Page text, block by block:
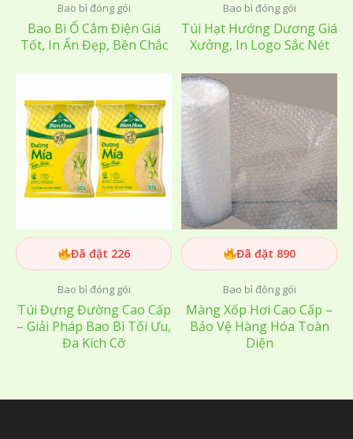
Bao bì đóng gói
Bao Bì Ổ Cắm Điện Giá
Tốt, In Ấn Đẹp, Bền Chắc
Bao bì đóng gói
Túi Hạt Hướng Dương Giá
Xưởng, In Logo Sắc Nét
Đã đặt 226
Bao bì đóng gói
Túi Đựng Đường Cao Cấp
– Giải Pháp Bao Bì Tối Ưu,
Đa Kích Cỡ
Đã đặt 890
Bao bì đóng gói
Màng Xốp Hơi Cao Cấp –
Bảo Vệ Hàng Hóa Toàn
Diện